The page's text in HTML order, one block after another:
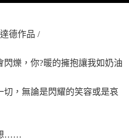
德作品 /
爍，你?暖的擁抱讓我如奶油
，無論是閃耀的笑容或是哀
……